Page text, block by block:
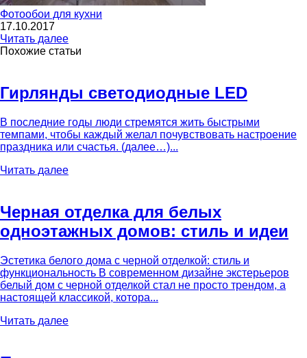
Фотообои для кухни
17.10.2017
Читать далее
Похожие статьи
Гирлянды светодиодные LED
В последние годы люди стремятся жить быстрыми
темпами, чтобы каждый желал почувствовать настроение
праздника или счастья. (далее…)...
Читать далее
Черная отделка для белых
одноэтажных домов: стиль и идеи
Эстетика белого дома с черной отделкой: стиль и
функциональность В современном дизайне экстерьеров
белый дом с черной отделкой стал не просто трендом, а
настоящей классикой, котора...
Читать далее